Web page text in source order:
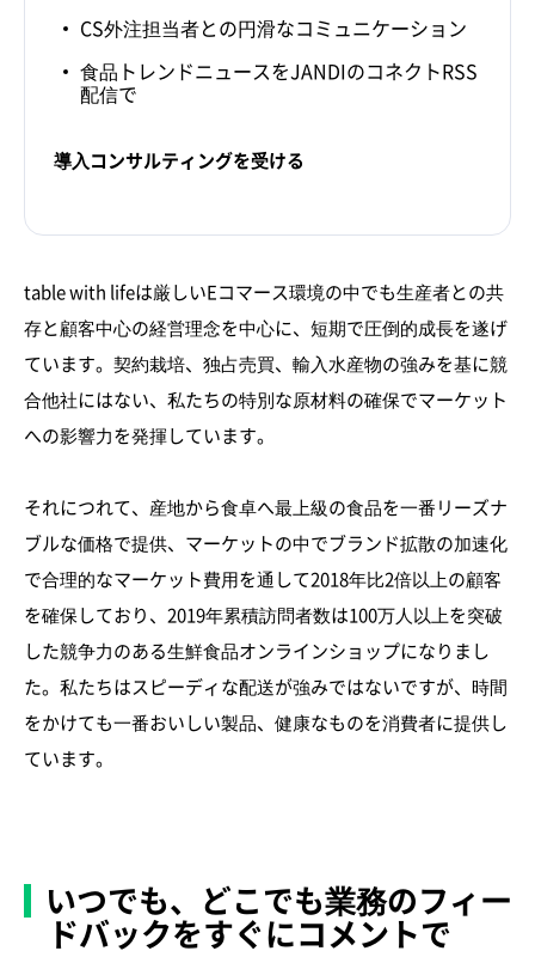
CS外注担当者との円滑なコミュニケーション
食品トレンドニュースをJANDIのコネクトRSS
配信で
導入コンサルティングを受ける
table with lifeは厳しいEコマース環境の中でも生産者との共
存と顧客中心の経営理念を中心に、短期で圧倒的成長を遂げ
ています。契約栽培、独占売買、輸入水産物の強みを基に競
合他社にはない、私たちの特別な原材料の確保でマーケット
への影響力を発揮しています。
それにつれて、産地から食卓へ最上級の食品を一番リーズナ
ブルな価格で提供、マーケットの中でブランド拡散の加速化
で合理的なマーケット費用を通して2018年比2倍以上の顧客
を確保しており、2019年累積訪問者数は100万人以上を突破
した競争力のある生鮮食品オンラインショップになりまし
た。私たちはスピーディな配送が強みではないですが、時間
をかけても一番おいしい製品、健康なものを消費者に提供し
ています。
いつでも、どこでも業務のフィー
ドバックをすぐにコメントで